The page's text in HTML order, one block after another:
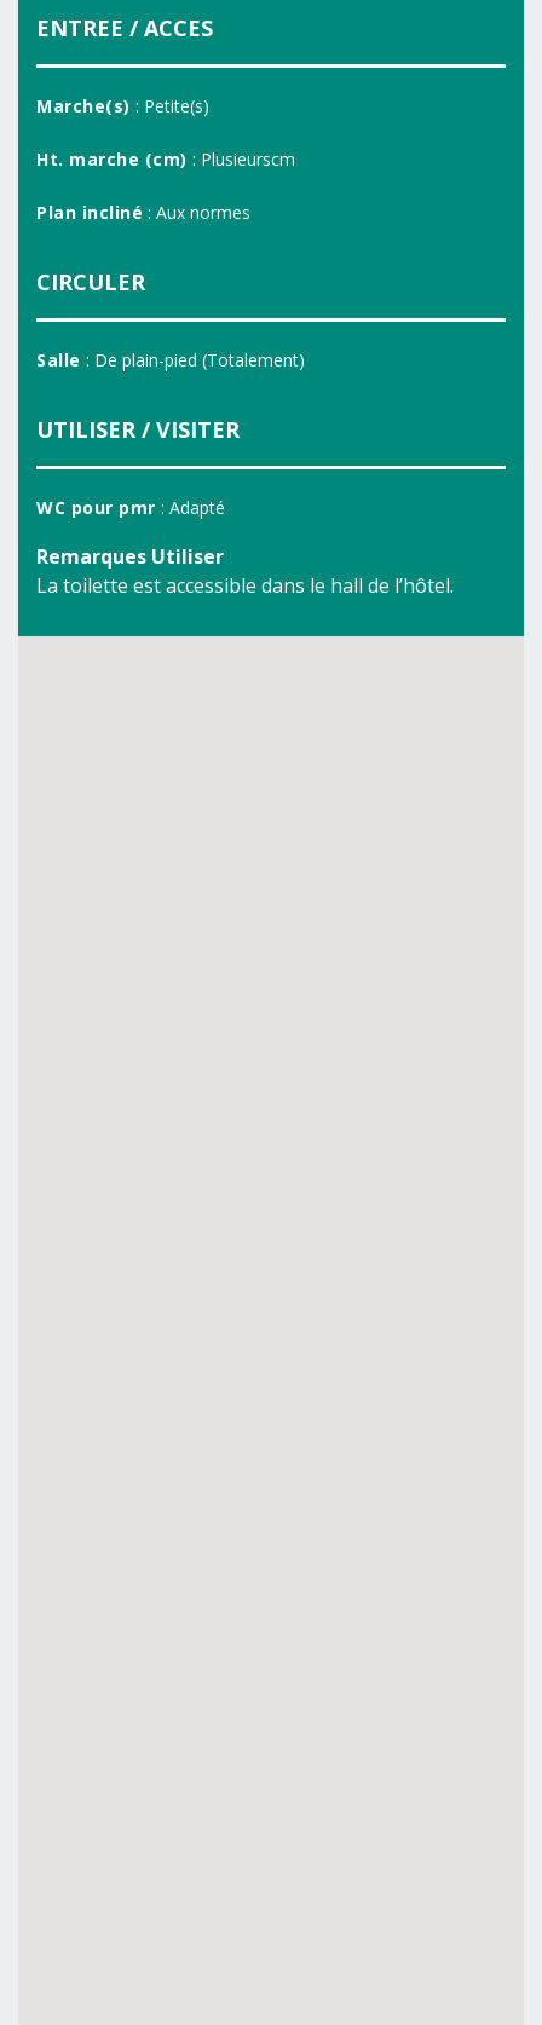
ENTREE / ACCES
Marche(s) : Petite(s)
Ht. marche (cm) : Plusieurscm
Plan incliné : Aux normes
CIRCULER
Salle : De plain-pied (Totalement)
UTILISER / VISITER
WC pour pmr : Adapté
Remarques Utiliser
La toilette est accessible dans le hall de l’hôtel.